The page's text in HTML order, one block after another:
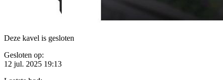
Deze kavel is gesloten
Gesloten op:
12 jul. 2025 19:13